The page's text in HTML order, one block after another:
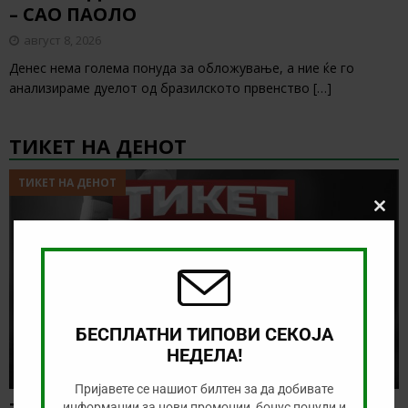
– САО ПАОЛО
август 8, 2026
Денес нема голема понуда за обложување, а ние ќе го
анализираме дуелот од бразилското првенство […]
ТИКЕТ НА ДЕНОТ
ТИКЕТ НА ДЕНОТ
БЕСПЛАТНИ ТИПОВИ СЕКОЈА
НЕДЕЛА!
Пријавете се нашиот билтен за да добивате